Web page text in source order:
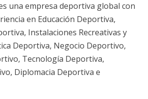
una empresa deportiva global con
en Educación Deportiva,
Instalaciones Recreativas y
Deportiva, Negocio Deportivo,
Tecnología Deportiva,
Diplomacia Deportiva e